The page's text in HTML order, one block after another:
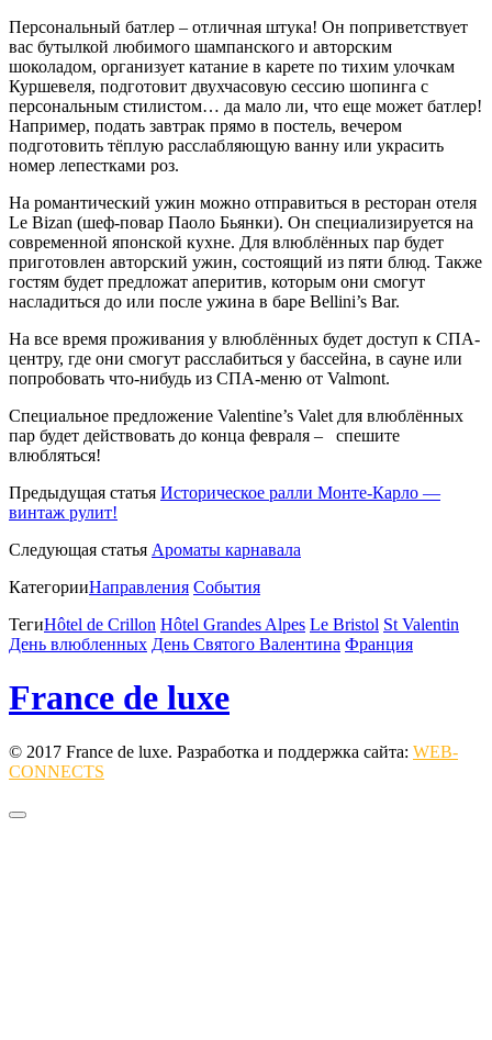
Персональный батлер – отличная штука! Он поприветствует
вас бутылкой любимого шампанского и авторским
шоколадом, организует катание в карете по тихим улочкам
Куршевеля, подготовит двухчасовую сессию шопинга с
персональным стилистом… да мало ли, что еще может батлер!
Например, подать завтрак прямо в постель, вечером
подготовить тёплую расслабляющую ванну или украсить
номер лепестками роз.
На романтический ужин можно отправиться в ресторан отеля
Le Bizan (шеф-повар Паоло Бьянки). Он специализируется на
современной японской кухне. Для влюблённых пар будет
приготовлен авторский ужин, состоящий из пяти блюд. Также
гостям будет предложат аперитив, которым они смогут
насладиться до или после ужина в баре Bellini’s Bar.
На все время проживания у влюблённых будет доступ к СПА-
центру, где они смогут расслабиться у бассейна, в сауне или
попробовать что-нибудь из СПА-меню от Valmont.
Специальное предложение Valentine’s Valet для влюблённых
пар будет действовать до конца февраля – спешите
влюбляться!
Предыдущая статья Историческое ралли Монте-Карло —
винтаж рулит!
Следующая статья Ароматы карнавала
КатегорииНаправления События
ТегиHôtel de Crillon Hôtel Grandes Alpes Le Bristol St Valentin
День влюбленных День Святого Валентина Франция
France de luxe
© 2017 France de luxe. Разработка и поддержка сайта: WEB-
CONNECTS